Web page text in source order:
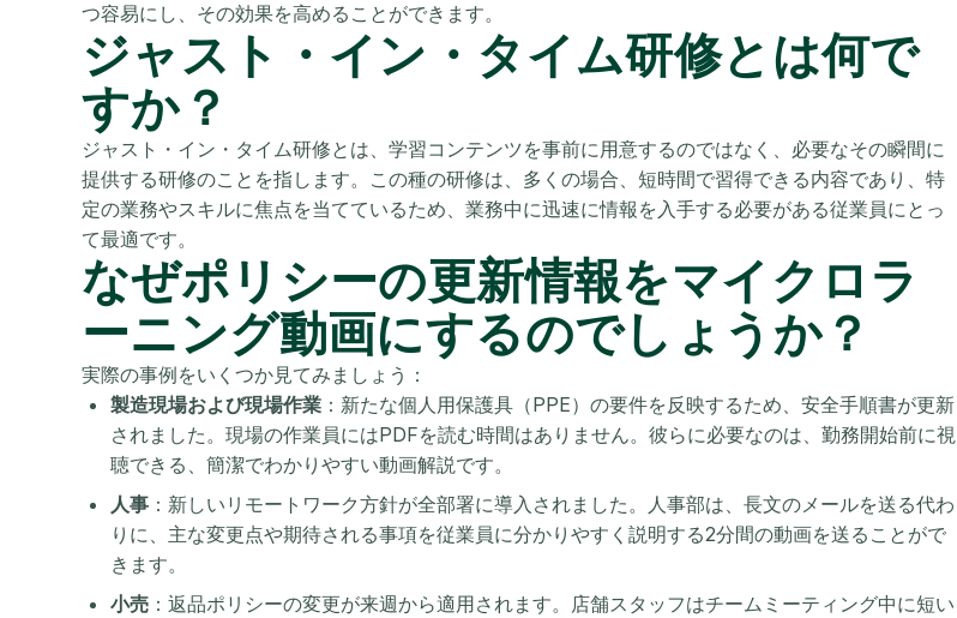
つ容易にし、その効果を高めることができます。
ジャスト・イン・タイム研修とは何で
すか？
ジャスト・イン・タイム研修とは、学習コンテンツを事前に用意するのではなく、必要なその瞬間に
提供する研修のことを指します。この種の研修は、多くの場合、短時間で習得できる内容であり、特
定の業務やスキルに焦点を当てているため、業務中に迅速に情報を入手する必要がある従業員にとっ
て最適です。
なぜポリシーの更新情報をマイクロラ
ーニング動画にするのでしょうか？
実際の事例をいくつか見てみましょう：
製造現場および現場作業 ：新たな個人用保護具（PPE）の要件を反映するため、安全手順書が更新
されました。現場の作業員にはPDFを読む時間はありません。彼らに必要なのは、勤務開始前に視
聴できる、簡潔でわかりやすい動画解説です。
人事 ：新しいリモートワーク方針が全部署に導入されました。人事部は、長文のメールを送る代わ
りに、主な変更点や期待される事項を従業員に分かりやすく説明する2分間の動画を送ることがで
きます。
小売 ：返品ポリシーの変更が来週から適用されます。店舗スタッフはチームミーティング中に短い